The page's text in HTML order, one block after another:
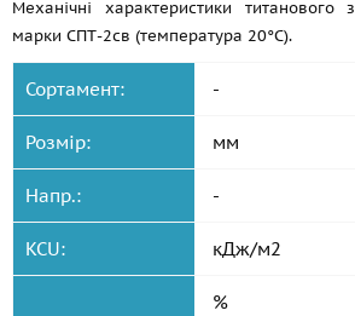
Механічні характеристики титанового
марки СПТ-2св (температура 20°С).
Сортамент: -
Розмір: мм
Напр.: -
KCU: кДж/м2
%